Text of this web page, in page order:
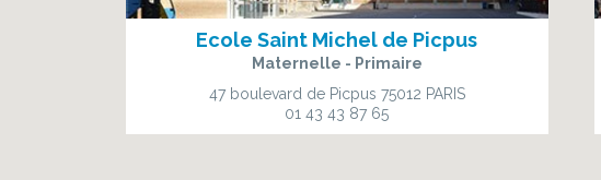
Ecole Saint Michel de Picpus
Maternelle - Primaire
47 boulevard de Picpus 75012 PARIS
01 43 43 87 65